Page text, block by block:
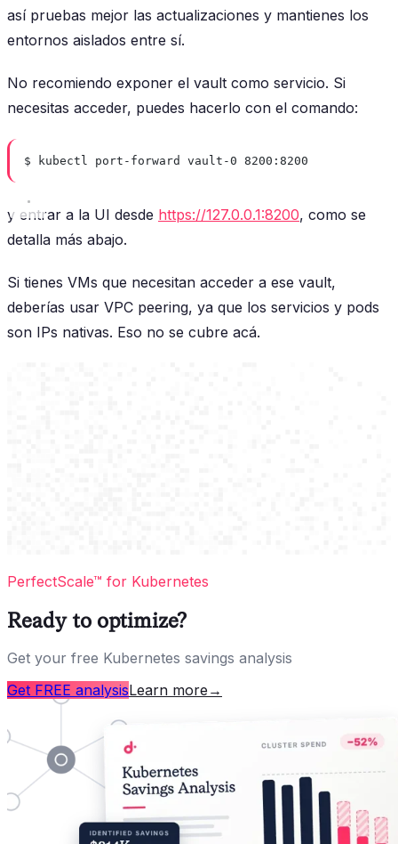
así pruebas mejor las actualizaciones y mantienes los
entornos aislados entre sí.
No recomiendo exponer el vault como servicio. Si
necesitas acceder, puedes hacerlo con el comando:
$ kubectl port-forward vault-0 8200:8200
y entrar a la UI desde https://127.0.0.1:8200, como se
detalla más abajo.
Si tienes VMs que necesitan acceder a ese vault,
deberías usar VPC peering, ya que los servicios y pods
son IPs nativas. Eso no se cubre acá.
PerfectScale™ for Kubernetes
Ready to optimize?
Get your free Kubernetes savings analysis
Get FREE analysisLearn more →